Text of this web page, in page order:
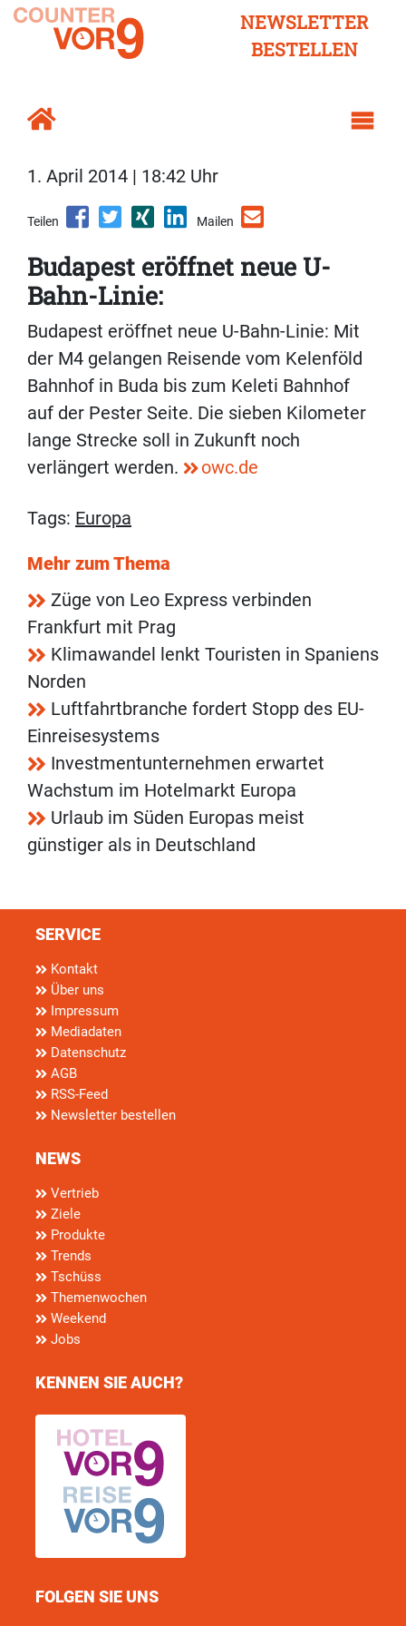
NEWSLETTER
BESTELLEN
1. April 2014 | 18:42 Uhr
Teilen Mailen
Budapest eröffnet neue U-
Bahn-Linie:
Budapest eröffnet neue U-Bahn-Linie: Mit
der M4 gelangen Reisende vom Kelenföld
Bahnhof in Buda bis zum Keleti Bahnhof
auf der Pester Seite. Die sieben Kilometer
lange Strecke soll in Zukunft noch
verlängert werden.
owc.de
Tags: Europa
Mehr zum Thema
Züge von Leo Express verbinden
Frankfurt mit Prag
Klimawandel lenkt Touristen in Spaniens
Norden
Luftfahrtbranche fordert Stopp des EU-
Einreisesystems
Investmentunternehmen erwartet
Wachstum im Hotelmarkt Europa
Urlaub im Süden Europas meist
günstiger als in Deutschland
SERVICE
Kontakt
Über uns
Impressum
Mediadaten
Datenschutz
AGB
RSS-Feed
Newsletter bestellen
NEWS
Vertrieb
Ziele
Produkte
Trends
Tschüss
Themenwochen
Weekend
Jobs
KENNEN SIE AUCH?
FOLGEN SIE UNS